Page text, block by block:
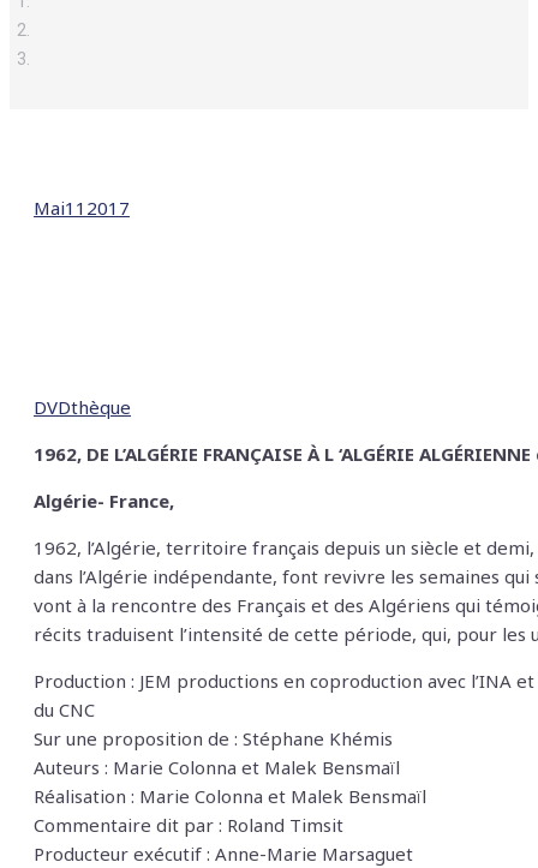
Mai11 2017
DVDthèque
1962, DE L’ALGÉRIE FRANÇAISE À L ‘ALGÉRIE
Algérie- France,
1962, l’Algérie, territoire français depuis un siècle et
dans l’Algérie indépendante, font revivre les semaines
vont à la rencontre des Français et des Algériens qui
récits traduisent l’intensité de cette période, qui, pour les
Production : JEM productions en coproduction avec l’INA
du CNC
Sur une proposition de : Stéphane Khémis
Auteurs : Marie Colonna et Malek Bensmaïl
Réalisation : Marie Colonna et Malek Bensmaïl
Commentaire dit par : Roland Timsit
Producteur exécutif : Anne-Marie Marsaguet